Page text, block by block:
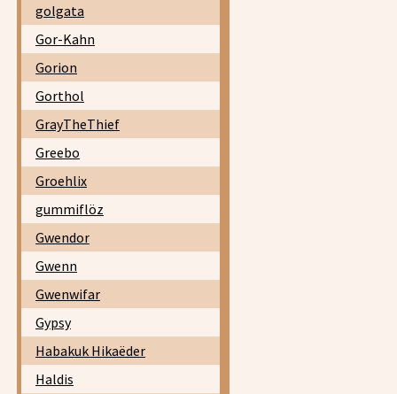
golgata
Gor-Kahn
Gorion
Gorthol
GrayTheThief
Greebo
Groehlix
gummiflöz
Gwendor
Gwenn
Gwenwifar
Gypsy
Habakuk Hikaëder
Haldis